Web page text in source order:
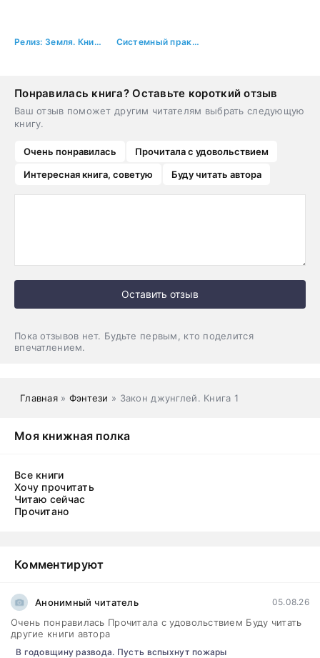
Релиз: Земля. Книга 3 Системный практик I
Понравилась книга? Оставьте короткий отзыв
Ваш отзыв поможет другим читателям выбрать следующую
книгу.
Очень понравилась
Прочитала с удовольствием
Интересная книга, советую
Буду читать автора
Оставить отзыв
Пока отзывов нет. Будьте первым, кто поделится
впечатлением.
Главная» Фэнтези » Закон джунглей. Книга 1
Моя книжная полка
Все книги
Хочу прочитать
Читаю сейчас
Прочитано
Комментируют
Анонимный читатель 05.08.26
Очень понравилась Прочитала с удовольствием Буду читать
другие книги автора
В годовщину развода. Пусть вспыхнут пожары